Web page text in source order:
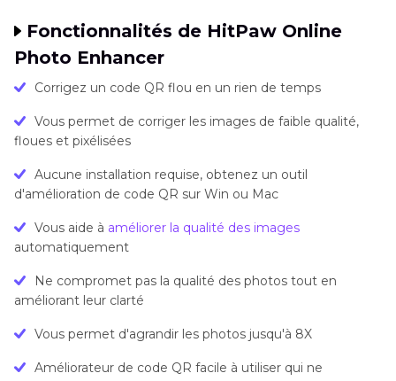
Fonctionnalités de HitPaw Online
Photo Enhancer
Corrigez un code QR flou en un rien de temps
Vous permet de corriger les images de faible qualité,
floues et pixélisées
Aucune installation requise, obtenez un outil
d'amélioration de code QR sur Win ou Mac
Vous aide à améliorer la qualité des images
automatiquement
Ne compromet pas la qualité des photos tout en
améliorant leur clarté
Vous permet d'agrandir les photos jusqu'à 8X
Améliorateur de code QR facile à utiliser qui ne